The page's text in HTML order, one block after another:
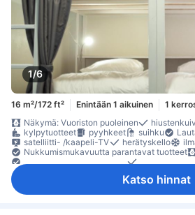
1/6
16 m²/172 ft² Enintään 1 aikuinen
1
Näkymä: Vuoriston puoleinen
kylpytuotteet
pyyhkeet suihku
satelliitti- /kaapeli-TV
herätyskello
Nukkumismukavuutta parantavat tuotteet
Rakennuksessa on portaat
sammutin
Katso hinnat